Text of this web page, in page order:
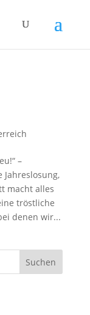
–
Jahreslosung,
macht alles
tröstliche
denen wir...
Suchen